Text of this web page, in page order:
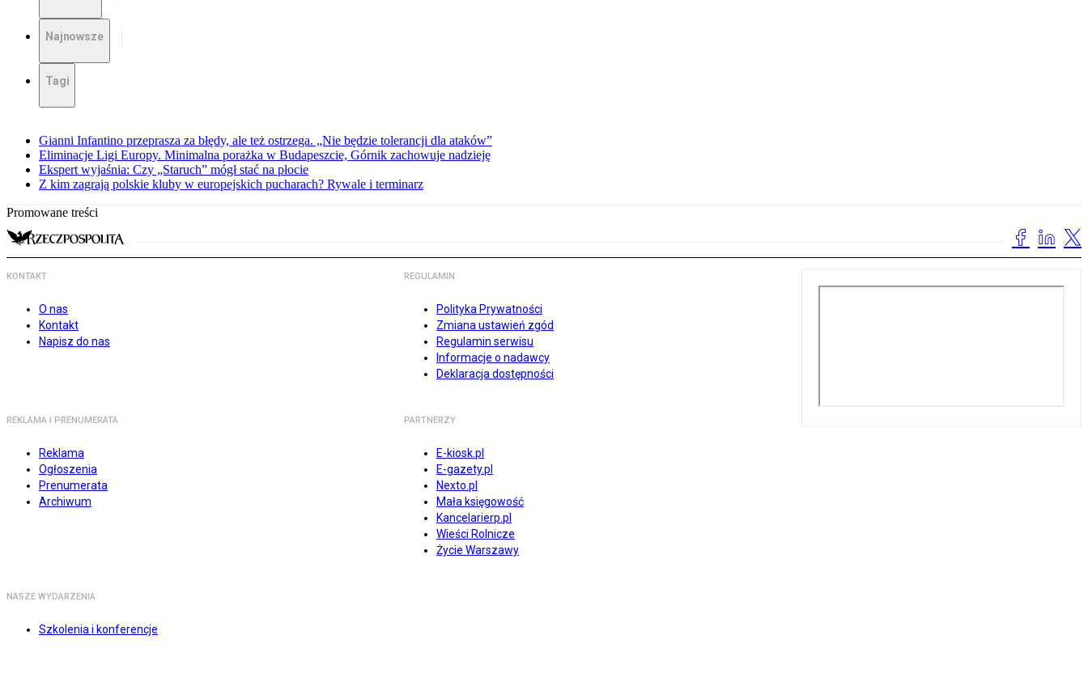
Najnowsze
Tagi
Gianni Infantino przeprasza za błędy, ale też ostrzega. „Nie będzie tolerancji dla ataków”
Eliminacje Ligi Europy. Minimalna porażka w Budapeszcie, Górnik zachowuje nadzieję
Ekspert wyjaśnia: Czy „Staruch” mógł stać na płocie
Z kim zagrają polskie kluby w europejskich pucharach? Rywale i terminarz
Promowane treści
KONTAKT
O nas
Kontakt
Napisz do nas
REGULAMIN
Polityka Prywatności
Zmiana ustawień zgód
Regulamin serwisu
Informacje o nadawcy
Deklaracja dostępności
REKLAMA I PRENUMERATA
Reklama
Ogłoszenia
Prenumerata
Archiwum
PARTNERZY
E-kiosk.pl
E-gazety.pl
Nexto.pl
Mała księgowość
Kancelarierp.pl
Wieści Rolnicze
Życie Warszawy
NASZE WYDARZENIA
Szkolenia i konferencje